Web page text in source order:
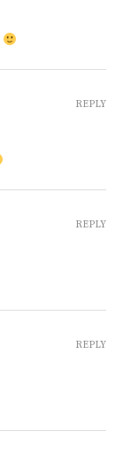
REPLY
REPLY
REPLY